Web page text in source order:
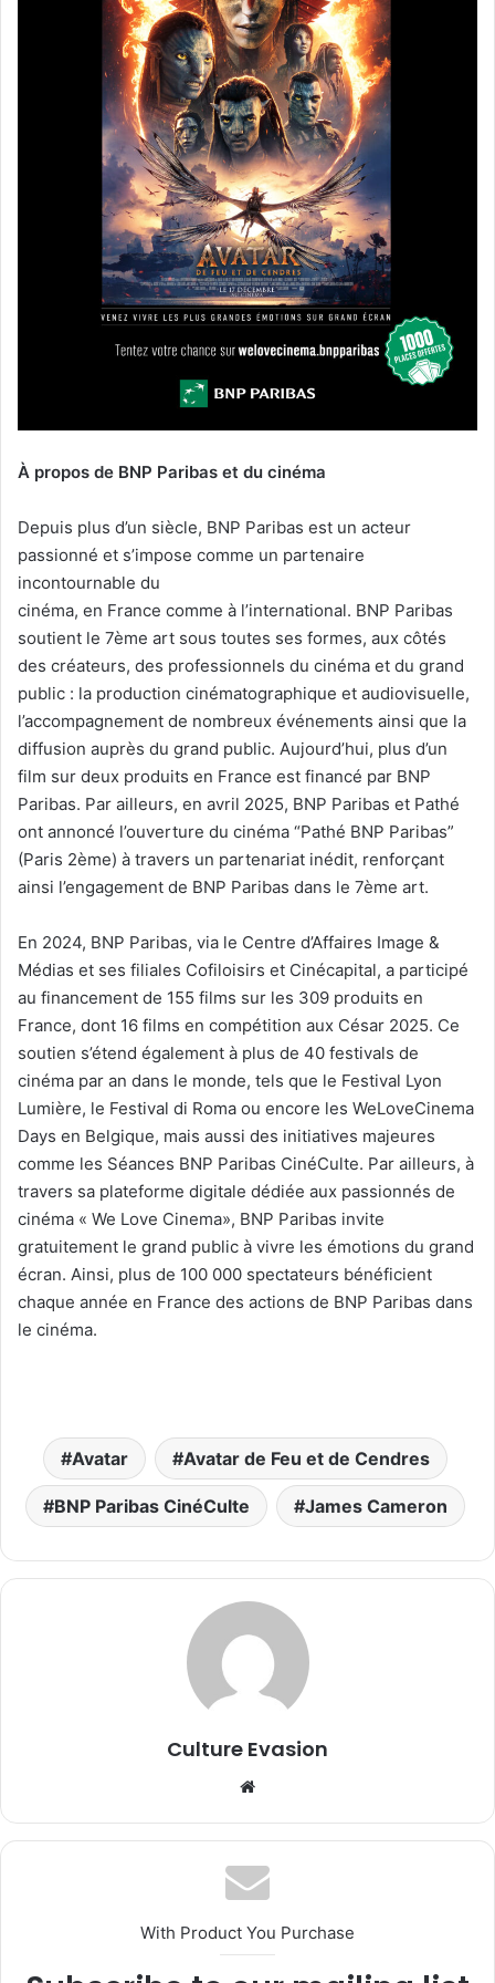
À propos de BNP Paribas et du cinéma
Depuis plus d’un siècle, BNP Paribas est un acteur
passionné et s’impose comme un partenaire
incontournable du
cinéma, en France comme à l’international. BNP Paribas
soutient le 7ème art sous toutes ses formes, aux côtés
des créateurs, des professionnels du cinéma et du grand
public : la production cinématographique et audiovisuelle,
l’accompagnement de nombreux événements ainsi que la
diffusion auprès du grand public. Aujourd’hui, plus d’un
film sur deux produits en France est financé par BNP
Paribas. Par ailleurs, en avril 2025, BNP Paribas et Pathé
ont annoncé l’ouverture du cinéma “Pathé BNP Paribas”
(Paris 2ème) à travers un partenariat inédit, renforçant
ainsi l’engagement de BNP Paribas dans le 7ème art.
En 2024, BNP Paribas, via le Centre d’Affaires Image &
Médias et ses filiales Cofiloisirs et Cinécapital, a participé
au financement de 155 films sur les 309 produits en
France, dont 16 films en compétition aux César 2025. Ce
soutien s’étend également à plus de 40 festivals de
cinéma par an dans le monde, tels que le Festival Lyon
Lumière, le Festival di Roma ou encore les WeLoveCinema
Days en Belgique, mais aussi des initiatives majeures
comme les Séances BNP Paribas CinéCulte. Par ailleurs, à
travers sa plateforme digitale dédiée aux passionnés de
cinéma « We Love Cinema», BNP Paribas invite
gratuitement le grand public à vivre les émotions du grand
écran. Ainsi, plus de 100 000 spectateurs bénéficient
chaque année en France des actions de BNP Paribas dans
le cinéma.
Avatar Avatar de Feu et de Cendres
BNP Paribas CinéCulte James Cameron
Culture Evasion
te
With Product You Purchase